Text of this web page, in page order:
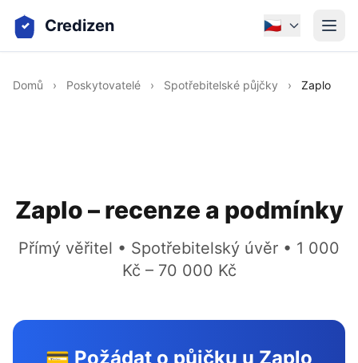
Credizen 🇨🇿
Domů › Poskytovatelé › Spotřebitelské půjčky › Zaplo
Zaplo – recenze a podmínky
Přímý věřitel • Spotřebitelský úvěr • 1 000
Kč – 70 000 Kč
💳 Požádat o půjčku u Zaplo